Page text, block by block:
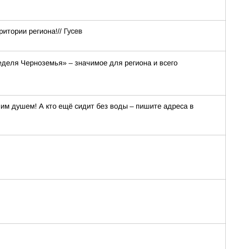
региона!// Гусев
Черноземья» – значимое для региона и всего
душем! А кто ещё сидит без воды – пишите адреса в